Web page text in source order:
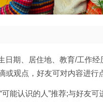
期、居住地、教育/工作经
或观点，好友可对内容进行
能认识的人”推荐;与好友